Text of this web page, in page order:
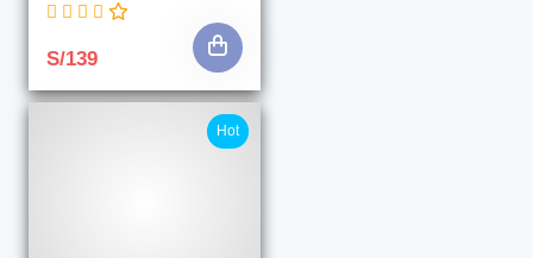
S/139
Hot